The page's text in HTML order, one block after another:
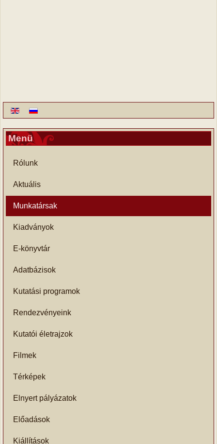
Menü
Rólunk
Aktuális
Munkatársak
Kiadványok
E-könyvtár
Adatbázisok
Kutatási programok
Rendezvényeink
Kutatói életrajzok
Filmek
Térképek
Elnyert pályázatok
Előadások
Kiállítások